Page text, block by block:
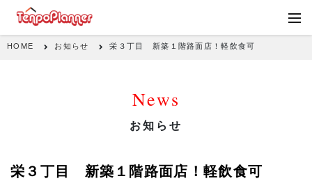
HOME お知らせ 栄３丁目 新築１階路面店！軽飲食可
News
お知らせ
栄３丁目 新築１階路面店！軽飲食可